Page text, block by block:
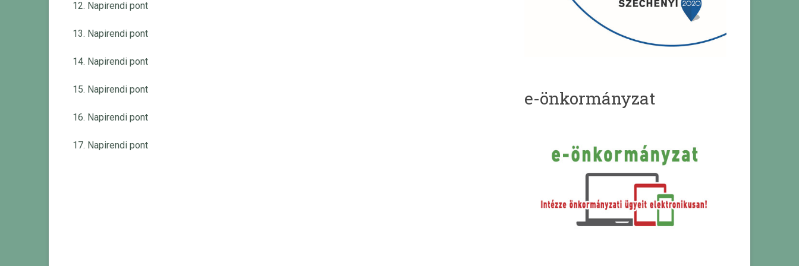
12. Napirendi pont
13. Napirendi pont
14. Napirendi pont
15. Napirendi pont
16. Napirendi pont
17. Napirendi pont
e-önkormányzat